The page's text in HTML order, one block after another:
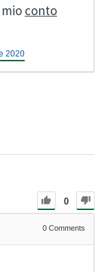
conto
2020
0
0 Comments